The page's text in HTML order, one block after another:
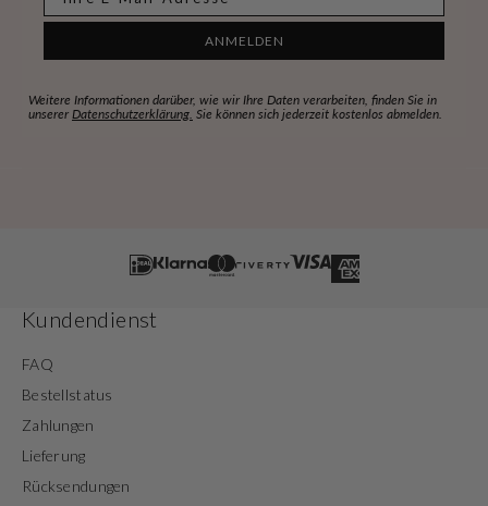
ANMELDEN
Weitere Informationen darüber, wie wir Ihre Daten verarbeiten, finden Sie in
unserer Datenschutzerklärung. Sie können sich jederzeit kostenlos abmelden.
Kundendienst
FAQ
Bestellstatus
Zahlungen
Lieferung
Rücksendungen